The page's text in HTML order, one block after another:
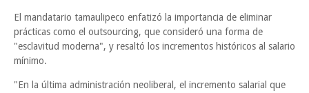
El mandatario tamaulipeco enfatizó la importancia de eliminar
prácticas como el outsourcing, que consideró una forma de
"esclavitud moderna", y resaltó los incrementos históricos al salario
mínimo.
"En la última administración neoliberal, el incremento salarial que